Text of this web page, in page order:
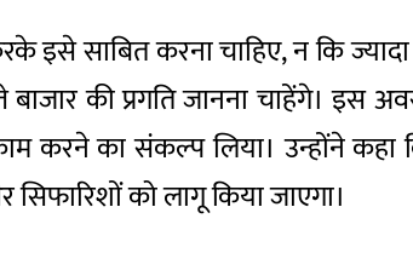
इसे साबित करना चाहिए, न कि
की प्रगति जानना चाहेंगे। इस
करने का संकल्प लिया। उन्होंने
को लागू किया जाएगा।